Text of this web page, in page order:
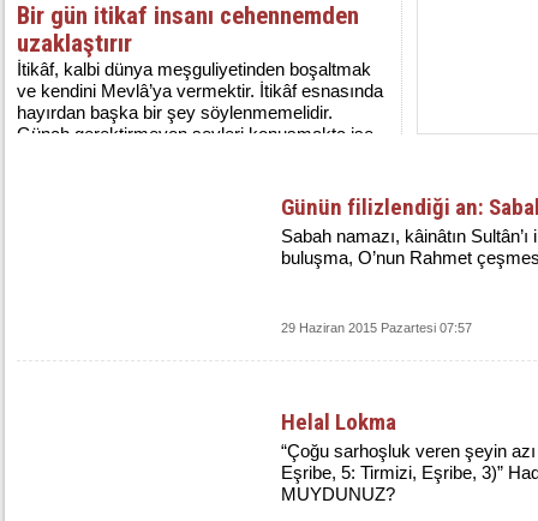
Bir gün itikaf insanı cehennemden
uzaklaştırır
İtikâf, kalbi dünya meşguliyetinden boşaltmak
ve kendini Mevlâ’ya vermektir. İtikâf esnasında
hayırdan başka bir şey söylenmemelidir.
Günah gerektirmeyen şeyleri konuşmakta ise
Günün filizlendiği an:
Sabah namazı, kâinâtın
buluşma, O’nun Rahmet
29 Haziran 2015 Pazartesi 07:57
Helal Lokma
“Çoğu sarhoşluk veren şeyin
Eşribe, 5: Tirmizi, Eşribe, 3)”
MUYDUNUZ?